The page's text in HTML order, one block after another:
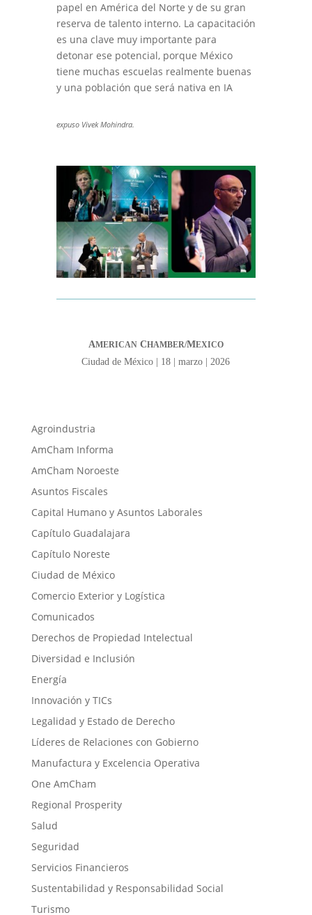
papel en América del Norte y de su gran
reserva de talento interno. La capacitación
es una clave muy importante para
detonar ese potencial, porque México
tiene muchas escuelas realmente buenas
y una población que será nativa en IA
expuso Vivek Mohindra.
AMERICANCHAMBER/MEXICO
Ciudad de México | 18 | marzo | 2026
Agroindustria
AmCham Informa
AmCham Noroeste
Asuntos Fiscales
Capital Humano y Asuntos Laborales
Capítulo Guadalajara
Capítulo Noreste
Ciudad de México
Comercio Exterior y Logística
Comunicados
Derechos de Propiedad Intelectual
Diversidad e Inclusión
Energía
Innovación y TICs
Legalidad y Estado de Derecho
Líderes de Relaciones con Gobierno
Manufactura y Excelencia Operativa
One AmCham
Regional Prosperity
Salud
Seguridad
Servicios Financieros
Sustentabilidad y Responsabilidad Social
Turismo